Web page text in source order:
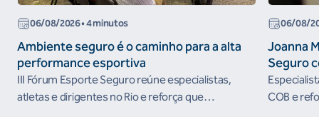
06/08/2026• 4 minutos
Ambiente seguro é o caminho para a alta
performance esportiva
III Fórum Esporte Seguro reúne especialistas,
atletas e dirigentes no Rio e reforça que
06/08/
Joanna
Seguro
COB e